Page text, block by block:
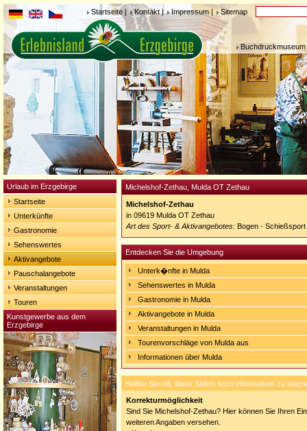
Startseite | Kontakt | Impressum | Sitemap
Urlaub im Erzgebirge
Startseite
Unterkünfte
Gastronomie
Sehenswertes
Aktivangebote
Pauschalangebote
Veranstaltungen
Touren
Kunstgewerbe aus dem
Erzgebirge
Michelshof-Zethau, Mulda OT Zethau
Michelshof-Zethau
in 09619 Mulda OT Zethau
Art des Sport- & Aktivangebotes: Bogen - Schießsport
Entdecken Sie die Umgebung
Unterk�nfte in Mulda
Sehenswertes in Mulda
Gastronomie in Mulda
Aktivangebote in Mulda
Veranstaltungen in Mulda
Tourenvorschläge von Mulda aus
Informationen über Mulda
Helfen Sie mit, diese Seiten noch informativer zu
Korrekturmöglichkeit
Sind Sie Michelshof-Zethau? Hier können Sie Ihren
weiteren Angaben versehen.